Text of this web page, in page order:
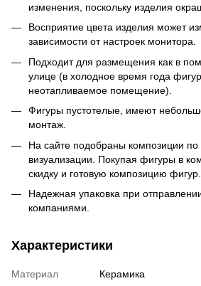
изменения, поскольку изделия
Восприятие цвета изделия может
зависимости от настроек монитора.
Подходит для размещения как в
улице (в холодное время года
неотапливаемое помещение).
Фигуры пустотелые, имеют
монтаж.
На сайте подобраны композиции по
визуализации. Покупая фигуры в
скидку и готовую композицию фигур.
Надежная упаковка при
компаниями.
Характеристики
Материал
Керамика